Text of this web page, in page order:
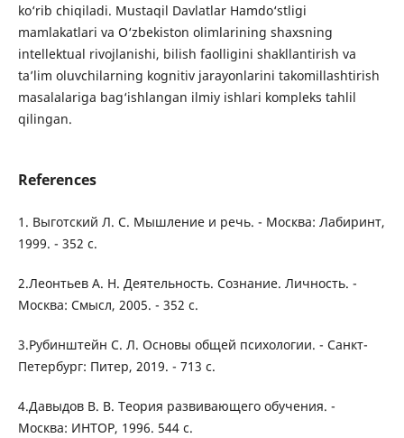
ko‘rib chiqiladi. Mustaqil Davlatlar Hamdo‘stligi
mamlakatlari va O‘zbekiston olimlarining shaxsning
intellektual rivojlanishi, bilish faolligini shakllantirish va
ta’lim oluvchilarning kognitiv jarayonlarini takomillashtirish
masalalariga bag‘ishlangan ilmiy ishlari kompleks tahlil
qilingan.
References
1. Выготский Л. С. Мышление и речь. - Москва: Лабиринт,
1999. - 352 с.
2.Леонтьев А. Н. Деятельность. Сознание. Личность. -
Москва: Смысл, 2005. - 352 с.
3.Рубинштейн С. Л. Основы общей психологии. - Санкт-
Петербург: Питер, 2019. - 713 с.
4.Давыдов В. В. Теория развивающего обучения. -
Москва: ИНТОР, 1996. 544 с.